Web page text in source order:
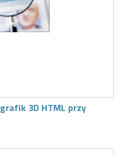
3D HTML przy